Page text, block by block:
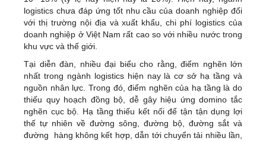
logistics chưa đáp ứng tốt nhu cầu của doanh nghiệp đối
với thị trường nội địa và xuất khẩu, chi phí logistics của
doanh nghiệp ở Việt Nam rất cao so với nhiều nước trong
khu vực và thế giới.
Tại diễn đàn, nhiều đại biểu cho rằng, điểm nghẽn lớn
nhất trong ngành logistics hiện nay là cơ sở hạ tầng và
nguồn nhân lực. Trong đó, điểm nghẽn của hạ tầng là do
thiếu quy hoạch đồng bộ, dễ gây hiệu ứng domino tắc
nghẽn cục bộ. Hạ tầng thiếu kết nối để tận tận dụng lợi
thế tự nhiên về đường sông, đường bộ, đường sắt và
đường hàng không kết hợp, dẫn tới chuyển tải nhiều lần,